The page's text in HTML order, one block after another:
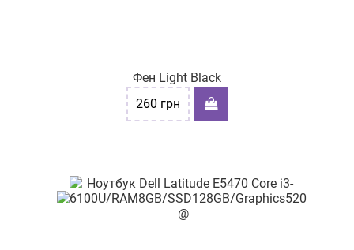
Фен Light Black
260 грн